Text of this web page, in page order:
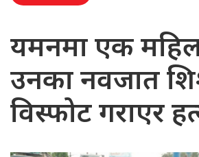
यमनमा एक महिला
उनका नवजात
विस्फोट गराएर